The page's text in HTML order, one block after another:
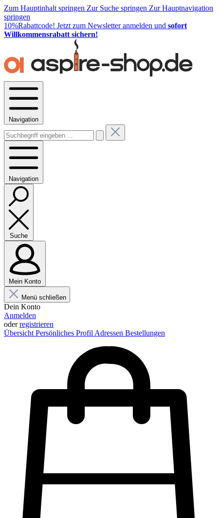
Zum Hauptinhalt springen Zur Suche springen Zur Hauptnavigation
springen
10%Rabattcode! Jetzt zum Newsletter anmelden und sofort
Willkommensrabatt sichern!
Navigation
Navigation
Suche
Mein Konto
Menü schließen
Dein Konto
Anmelden
oderregistrieren
Übersicht Persönliches Profil Adressen Bestellungen